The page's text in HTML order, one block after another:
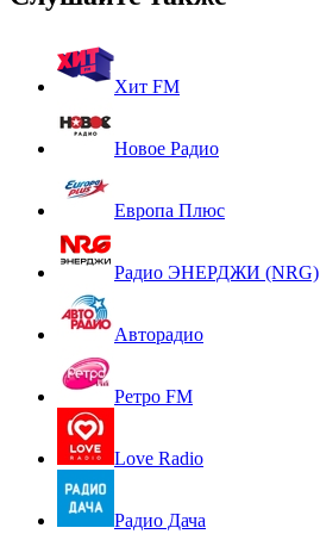
Хит FM
Новое Радио
Европа Плюс
Радио ЭНЕРДЖИ (NRG)
Авторадио
Ретро FM
Love Radio
Радио Дача